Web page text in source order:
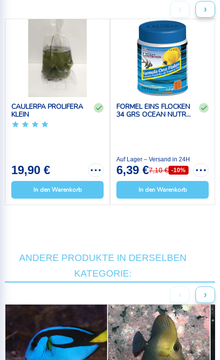
‹ ›
CAULERPA PROLIFERA
KLEIN
19,90 €
In den Warenkorb
FORMEL EINS FLOCKEN
34 GRS OCEAN NUTR...
Auf Lager – Versand in 24H
6,39 €7,10 € -10%
In den Warenkorb
ANDERE PRODUKTE IN DERSELBEN
KATEGORIE:
‹ ›